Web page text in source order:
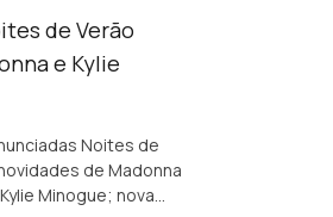
de Verão
e Kylie
Noites de
de Madonna
Minogue; nova